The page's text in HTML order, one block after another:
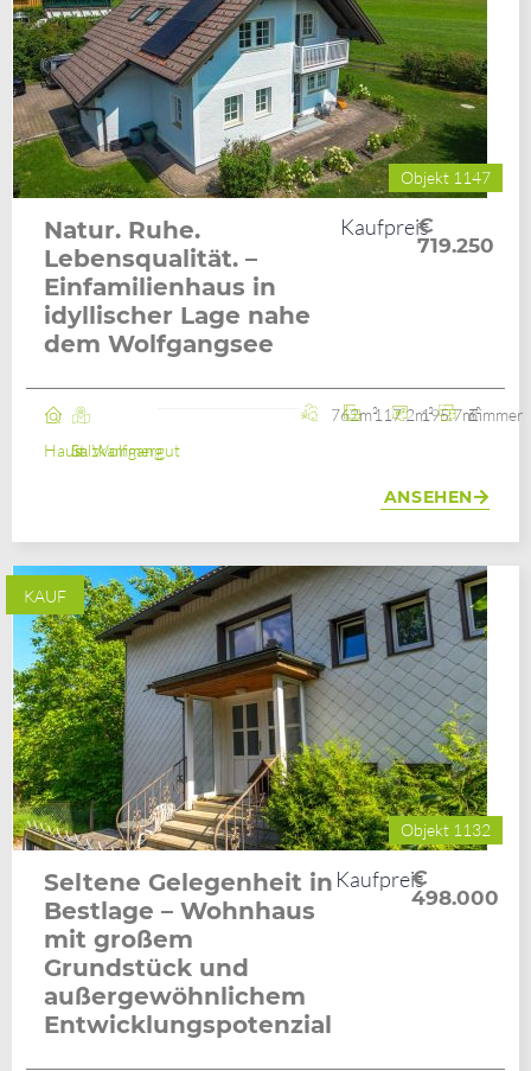
Objekt 1147
Natur. Ruhe.
Lebensqualität. –
Einfamilienhaus in
idyllischer Lage nahe
dem Wolfgangsee
Kaufpreis
€
719.250
HausSt. Wolfgang im Salzkammergut
762m²117.2m²195.7m²6 Zimmer
ANSEHEN
KAUF
Objekt 1132
Seltene Gelegenheit in
Bestlage – Wohnhaus
mit großem
Grundstück und
außergewöhnlichem
Entwicklungspotenzial
Kaufpreis
€
498.000